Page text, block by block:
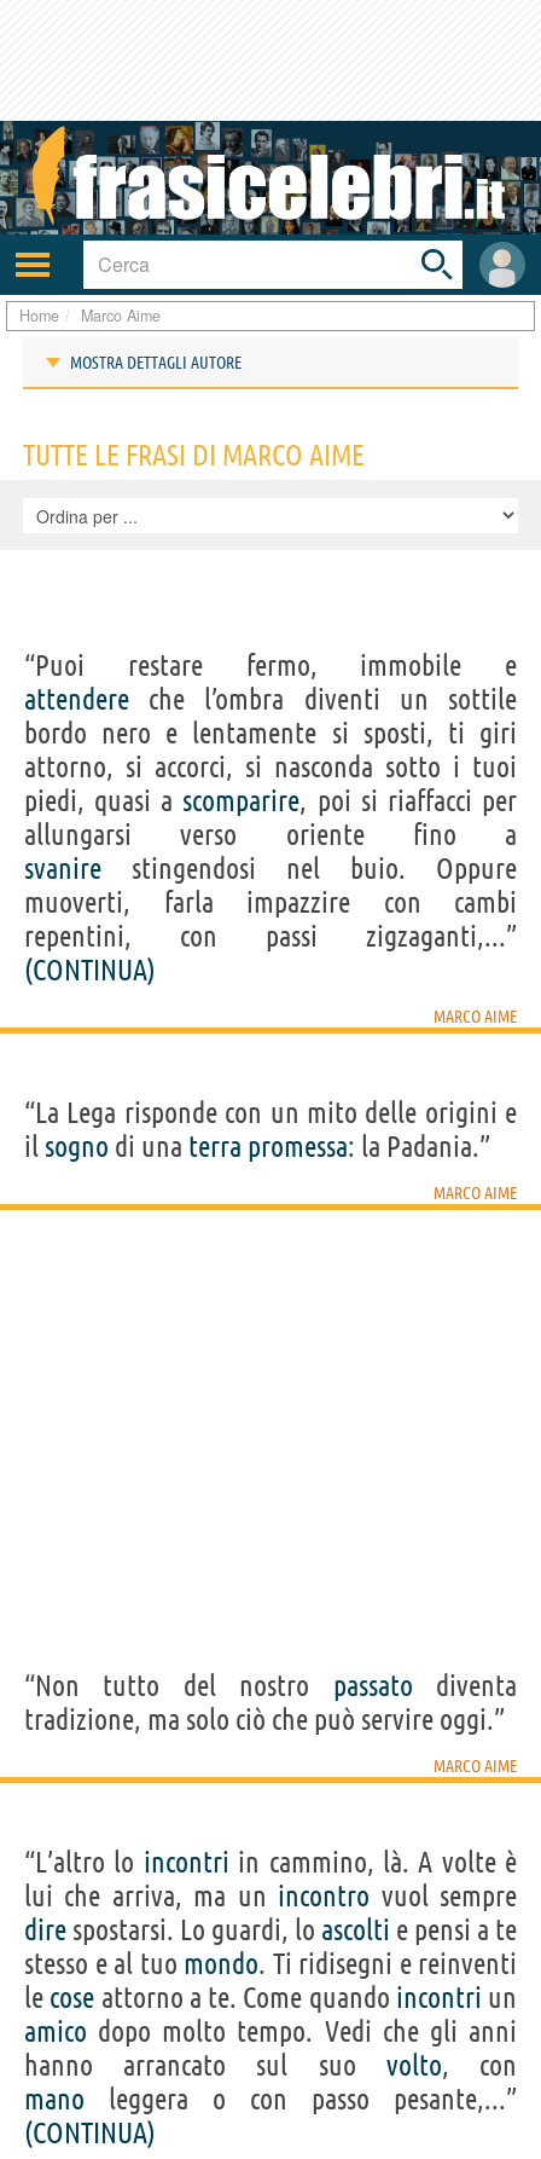
Attiva/disattiva
navigazione
User
area
Toggle
search
bar
Home Marco Aime
MOSTRA DETTAGLI AUTORE
IDENTIKIT E DATI ANAGRAFICI
Nome
Marco
Cognome Aime
Nato 4 novembre 1956
Sesso maschile
Nazionalità italiana
Professione antropologo,scrittore
Segno zodiacale Scorpione
LIBRI DI MARCO AIME
Nord:...
Sensi di
viaggio:...
Frasi, citazioni e aforismi di Marco Aime
TUTTE LE FRASI DI MARCO AIME
“Puoi restare fermo, immobile e
attendere che l’ombra diventi un sottile
bordo nero e lentamente si sposti, ti giri
attorno, si accorci, si nasconda sotto i tuoi
piedi, quasi a scomparire, poi si riaffacci per
allungarsi verso oriente fino a
svanire stingendosi nel buio. Oppure
muoverti, farla impazzire con cambi
repentini, con passi zigzaganti,...”
(CONTINUA)
MARCO AIME
“La Lega risponde con un mito delle origini e
il sogno di una terra promessa: la Padania.”
MARCO AIME
“Non tutto del nostro passato diventa
tradizione, ma solo ciò che può servire oggi.”
MARCO AIME
“L’altro lo incontri in cammino, là. A volte è
lui che arriva, ma un incontro vuol sempre
dire spostarsi. Lo guardi, lo ascolti e pensi a te
stesso e al tuo mondo. Ti ridisegni e reinventi
le cose attorno a te. Come quando incontri un
amico dopo molto tempo. Vedi che gli anni
hanno arrancato sul suo volto, con
mano leggera o con passo pesante,...”
(CONTINUA)